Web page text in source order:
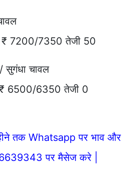
₹ 7200/7350 तेजी 50
सुगंधा चावल
6500/6350 तेजी 0
तक Whatsapp पर भाव और
पर मैसेज करे |